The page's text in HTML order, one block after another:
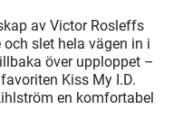
av Victor Rosleffs
slet hela vägen in i
över upploppet –
Kiss My I.D.
en komfortabel